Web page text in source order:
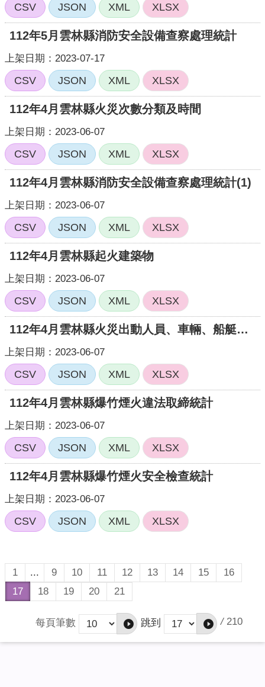
CSV JSON XML XLSX
112年5月雲林縣消防安全設備查察處理統計
上架日期：2023-07-17
CSV JSON XML XLSX
112年4月雲林縣火災次數分類及時間
上架日期：2023-06-07
CSV JSON XML XLSX
112年4月雲林縣消防安全設備查察處理統計(1)
上架日期：2023-06-07
CSV JSON XML XLSX
112年4月雲林縣起火建築物
上架日期：2023-06-07
CSV JSON XML XLSX
112年4月雲林縣火災出動人員、車輛、船艇、直升機統計
上架日期：2023-06-07
CSV JSON XML XLSX
112年4月雲林縣爆竹煙火違法取締統計
上架日期：2023-06-07
CSV JSON XML XLSX
112年4月雲林縣爆竹煙火安全檢查統計
上架日期：2023-06-07
CSV JSON XML XLSX
1 ... 9 10 11 12 13 14 15
16
17
18 19 20 21
每頁筆數 跳到 / 210